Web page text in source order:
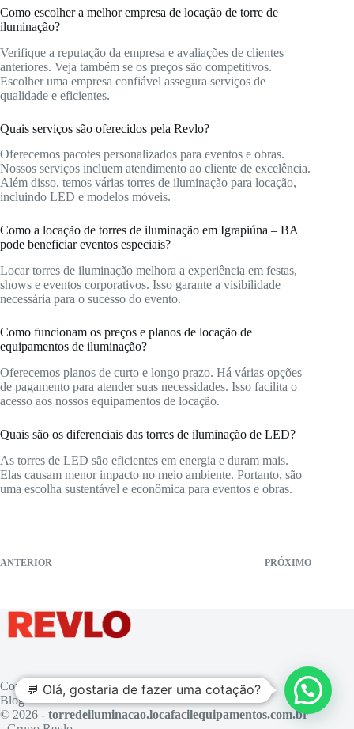
Como escolher a melhor empresa de locação de torre de
iluminação?
Verifique a reputação da empresa e avaliações de clientes
anteriores. Veja também se os preços são competitivos.
Escolher uma empresa confiável assegura serviços de
qualidade e eficientes.
Quais serviços são oferecidos pela Revlo?
Oferecemos pacotes personalizados para eventos e obras.
Nossos serviços incluem atendimento ao cliente de excelência.
Além disso, temos várias torres de iluminação para locação,
incluindo LED e modelos móveis.
Como a locação de torres de iluminação em Igrapiúna – BA
pode beneficiar eventos especiais?
Locar torres de iluminação melhora a experiência em festas,
shows e eventos corporativos. Isso garante a visibilidade
necessária para o sucesso do evento.
Como funcionam os preços e planos de locação de
equipamentos de iluminação?
Oferecemos planos de curto e longo prazo. Há várias opções
de pagamento para atender suas necessidades. Isso facilita o
acesso aos nossos equipamentos de locação.
Quais são os diferenciais das torres de iluminação de LED?
As torres de LED são eficientes em energia e duram mais.
Elas causam menor impacto no meio ambiente. Portanto, são
uma escolha sustentável e econômica para eventos e obras.
ANTERIOR PRÓXIMO
Contato
Blog
© 2026 - torredeiluminacao.locafacilequipamentos.com.br
💬 Olá, gostaria de fazer uma cotação?